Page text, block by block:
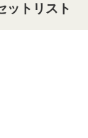
ットリスト